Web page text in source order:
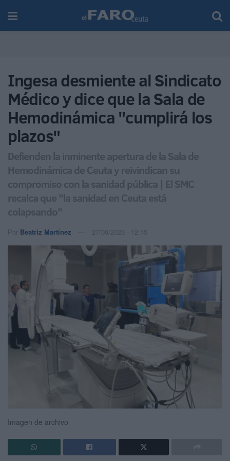
Ingesa desmiente al Sindicato
Médico y dice que la Sala de
Hemodinámica "cumplirá los
plazos"
Defienden la inminente apertura de la Sala de
Hemodinámica de Ceuta y reivindican su
compromiso con la sanidad pública | El SMC
recalca que "la sanidad en Ceuta está
colapsando"
Por Beatriz Martínez 27/06/2025 - 12:15
Imagen de archivo